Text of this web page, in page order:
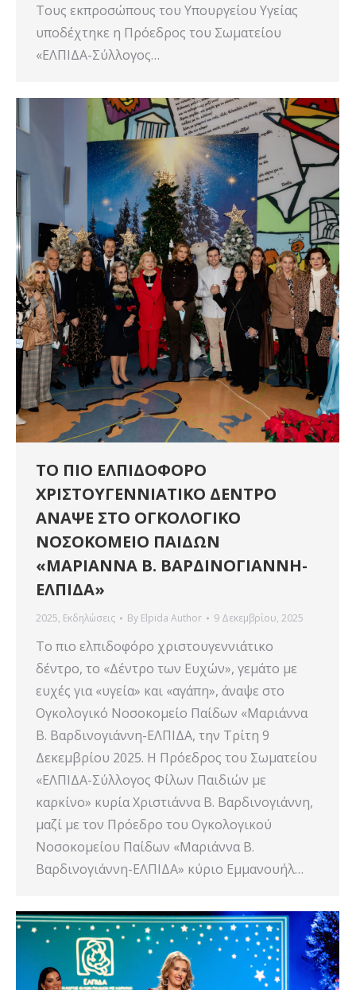
Τους εκπροσώπους του Υπουργείου Υγείας
υποδέχτηκε η Πρόεδρος του Σωματείου
«ΕΛΠΙΔΑ-Σύλλογος…
ΤΟ ΠΙΟ ΕΛΠΙΔΟΦΟΡΟ
ΧΡΙΣΤΟΥΓΕΝΝΙΑΤΙΚΟ ΔΕΝΤΡΟ
ΑΝΑΨΕ ΣΤΟ ΟΓΚΟΛΟΓΙΚΟ
ΝΟΣΟΚΟΜΕΙΟ ΠΑΙΔΩΝ
«ΜΑΡΙΑΝΝΑ Β. ΒΑΡΔΙΝΟΓΙΑΝΝΗ-
ΕΛΠΙΔΑ»
2025, Εκδηλώσεις By Elpida Author 9 Δεκεμβρίου, 2025
Το πιο ελπιδοφόρο χριστουγεννιάτικο
δέντρο, το «Δέντρο των Ευχών», γεμάτο με
ευχές για «υγεία» και «αγάπη», άναψε στο
Ογκολογικό Νοσοκομείο Παίδων «Μαριάννα
Β. Βαρδινογιάννη-ΕΛΠΙΔΑ, την Τρίτη 9
Δεκεμβρίου 2025. Η Πρόεδρος του Σωματείου
«ΕΛΠΙΔΑ-Σύλλογος Φίλων Παιδιών με
καρκίνο» κυρία Χριστιάννα Β. Βαρδινογιάννη,
μαζί με τον Πρόεδρο του Ογκολογικού
Νοσοκομείου Παίδων «Μαριάννα Β.
Βαρδινογιάννη-ΕΛΠΙΔΑ» κύριο Εμμανουήλ…